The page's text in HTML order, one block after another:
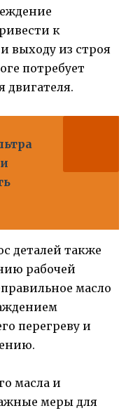
к
выходу из строя
потребует
двигателя.
деталей также
рабочей
масло
перегреву и
масла и
меры для